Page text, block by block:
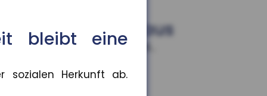
bleibt eine
sozialen Herkunft ab.
für sich selbst aus
beliebt sind Kleid...